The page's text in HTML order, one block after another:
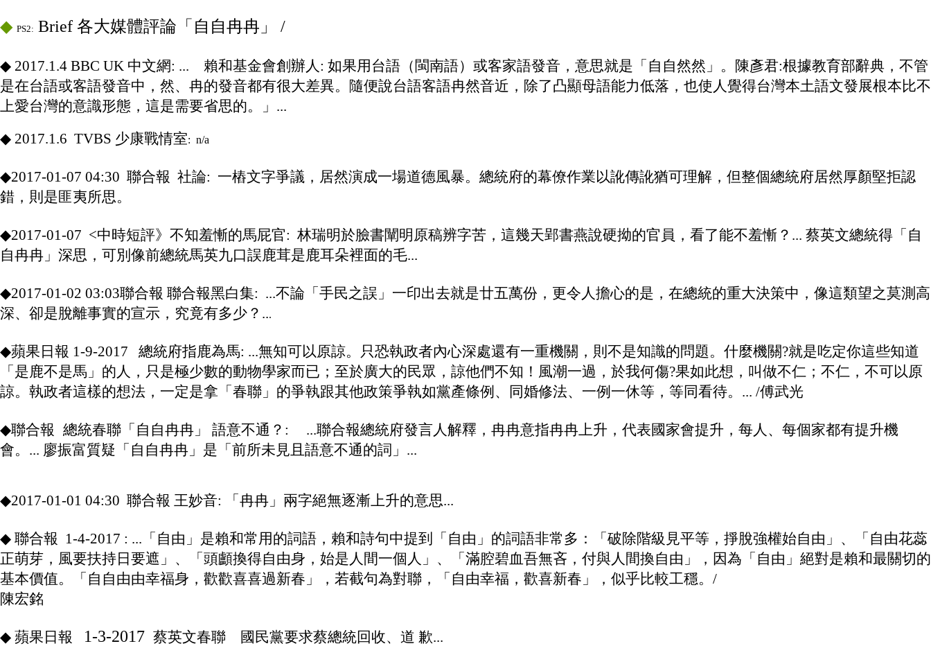
◆ PS2: Brief 各大媒體評論「自自冉冉」 /
◆ 2017.1.4 BBC UK 中文網: ...
賴和基金會創辦人: 如果用台語（閩南語）或客家語發音，意思就是「自自然然」。 陳彥君:根據教育部辭典，不管
是在台語或客語發音中，然、冉的發音都有很大差異。 隨便說台語客語冉然音近，除了凸顯母語能力低落，也使人覺得台灣本土語文發展根本比不
上愛台灣的意識形態，這是需要省思的。」...
◆ 2017.1.6 TVBS 少康戰情室: n/a
◆2017-01-07 04:30 聯合報 社論: 一樁文字爭議，居然演成一場道德風暴。總統府的幕僚作業以訛傳訛猶可理解，但整個總統府居然厚顏堅拒認
錯，則是匪夷所思。
◆2017-01-07 <中時短評》 不知羞慚的馬屁官: 林瑞明於臉書闡明原稿辨字苦，這幾天郢書燕說硬拗的官員，看了能不羞慚？... 蔡英文總統得「自
自冉冉」深思，可別像前總統馬英九口誤鹿茸是鹿耳朵裡面的毛...
◆2017-01-02 03:03聯合報 聯合報黑白集: ...不論「手民之誤」一印出去就是廿五萬份，更令人擔心的是，在總統的重大決策中，像這類望之莫測高
深、卻是脫離事實的宣示，究竟有多少？...
◆蘋果日報 1-9-2017 總統府指鹿為馬: ...無知可以原諒。只恐執政者內心深處還有一重機關，則不是知識的問題。什麼機關?就是吃定你這些知道
「是鹿不是馬」的人，只是極少數的動物學家而已；至於廣大的民眾，諒他們不知！風潮一過，於我何傷?果如此想，叫做不仁；不仁，不可以原
諒。執政者這樣的想法，一定是拿「春聯」的爭執跟其他政策爭執如黨產條例、同婚修法、一例一休等，等同看待。... /傅武光
◆聯合報 總統春聯「自自冉冉」 語意不通？:
...聯合報總統府發言人解釋，冉冉意指冉冉上升，代表國家會提升，每人、每個家都有提升機
會。... 廖振富質疑「自自冉冉」是「前所未見且語意不通的詞」 ...
◆2017-01-01 04:30 聯合報 王妙音: 「冉冉」兩字絕無逐漸上升的意思...
◆ 聯合報 1-4-2017 : ...「自由」是賴和常用的詞語，賴和詩句中提到「自由」的詞語非常多：「破除階級見平等，掙脫強權始自由」、「自由花蕊
正萌芽，風要扶持日要遮」、「頭顱換得自由身，始是人間一個人」、「滿腔碧血吾無吝，付與人間換自由」，因為「自由」絕對是賴和最關切的
基本價值。「自自由由幸福身，歡歡喜喜過新春」，若截句為對聯，「自由幸福，歡喜新春」，似乎比較工穩。/
陳宏銘
◆ 蘋果日報 1-3-2017 蔡英文春聯 國民黨要求蔡總統回收、道 歉...